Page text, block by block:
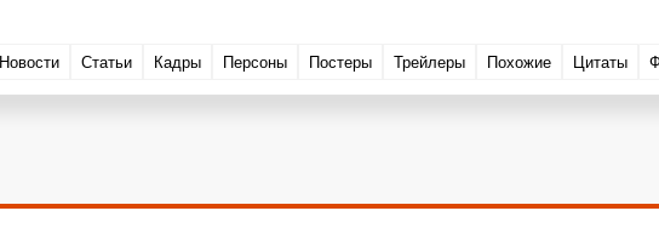
Новости Статьи Кадры Персоны Постеры Трейлеры Похожие Цитаты